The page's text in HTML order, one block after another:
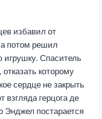
избавил от
а потом решил
игрушку. Спаситель
которому
сердце не закрыть
взгляда герцога де
Энджел постарается